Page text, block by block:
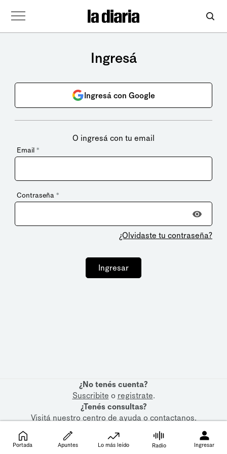
Ingresá
Ingresá con Google
O ingresá con tu email
Email *
Contraseña *
¿Olvidaste tu contraseña?
Ingresar
¿No tenés cuenta?
Suscribite o registrate.
¿Tenés consultas?
Visitá nuestrocentro de ayudaocontactanos.
Portada Apuntes Lo más leído Radio Ingresar